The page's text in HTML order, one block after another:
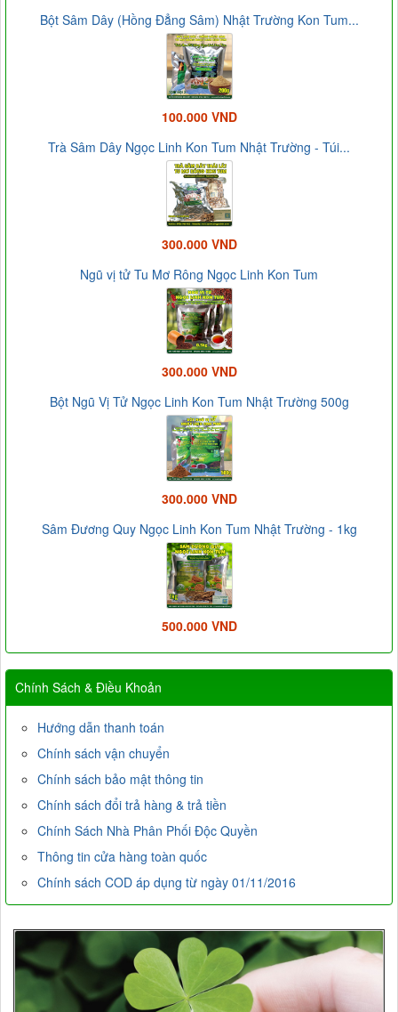
Bột Sâm Dây (Hồng Đẳng Sâm) Nhật Trường Kon Tum...
100.000 VND
Trà Sâm Dây Ngọc Linh Kon Tum Nhật Trường - Túi...
300.000 VND
Ngũ vị tử Tu Mơ Rông Ngọc Linh Kon Tum
300.000 VND
Bột Ngũ Vị Tử Ngọc Linh Kon Tum Nhật Trường 500g
300.000 VND
Sâm Đương Quy Ngọc Linh Kon Tum Nhật Trường - 1kg
500.000 VND
Chính Sách & Điều Khoản
Hướng dẫn thanh toán
Chính sách vận chuyển
Chính sách bảo mật thông tin
Chính sách đổi trả hàng & trả tiền
Chính Sách Nhà Phân Phối Độc Quyền
Thông tin cửa hàng toàn quốc
Chính sách COD áp dụng từ ngày 01/11/2016